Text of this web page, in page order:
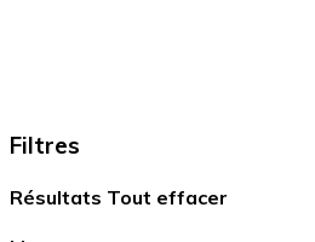
Filtres
Résultats Tout effacer